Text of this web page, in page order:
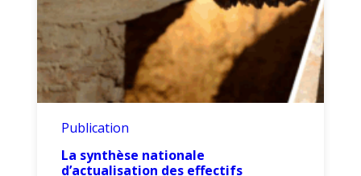
Publication
La synthèse nationale
d’actualisation des effectifs